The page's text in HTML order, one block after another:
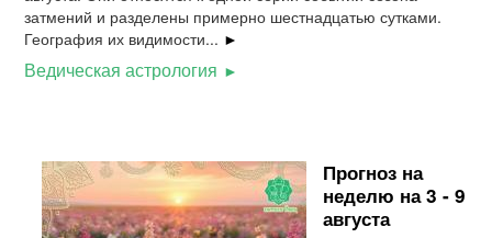
затмений и разделены примерно шестнадцатью сутками.
География их видимости... ►
Ведическая астрология
Прогноз на
неделю на 3 - 9
августа